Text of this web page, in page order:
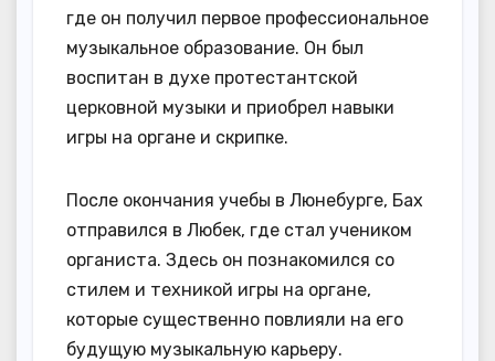
где он получил первое профессиональное
музыкальное образование. Он был
воспитан в духе протестантской
церковной музыки и приобрел навыки
игры на органе и скрипке.
После окончания учебы в Люнебурге, Бах
отправился в Любек, где стал учеником
органиста. Здесь он познакомился со
стилем и техникой игры на органе,
которые существенно повлияли на его
будущую музыкальную карьеру.